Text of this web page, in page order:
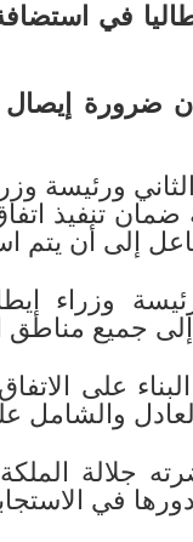
في
ضرورة
ورئيسة
ضمان تنفيذ
إلى أن يتم
وزراء
إلى جميع مناطق
على
العادل
جلالة
في